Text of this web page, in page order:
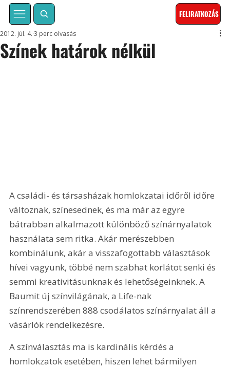
FELIRATKOZÁS
Színek határok nélkül
2012. júl. 4. 3 perc olvasás
A családi- és társasházak homlokzatai időről időre
változnak, színesednek, és ma már az egyre
bátrabban alkalmazott különböző színárnyalatok
használata sem ritka. Akár merészebben
kombinálunk, akár a visszafogottabb választások
hívei vagyunk, többé nem szabhat korlátot senki és
semmi kreativitásunknak és lehetőségeinknek. A
Baumit új színvilágának, a Life-nak
színrendszerében 888 csodálatos színárnyalat áll a
vásárlók rendelkezésre.
A színválasztás ma is kardinális kérdés a
homlokzatok esetében, hiszen lehet bármilyen